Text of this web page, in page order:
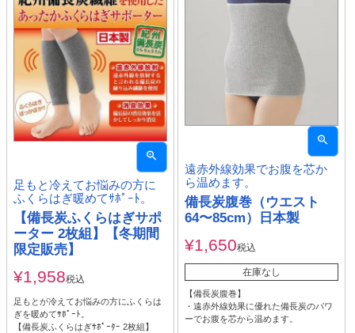
足もと冷えてお悩みの方に
ふくらはぎ暖めてｻﾎﾟｰﾄ。
【備長炭ふくらはぎサポ
ーター 2枚組】【冬期間
限定販売】
¥1,958税込
足もとが冷えてお悩みの方にふくらは
ぎを暖めてｻﾎﾟｰﾄ。
【備長炭ふくらはぎｻﾎﾟｰﾀｰ 2枚組】
遠赤外線効果でお腹を芯か
ら温めます。
備長炭腹巻（ウエスト
64〜85cm）日本製
¥1,650税込
在庫なし
【備長炭腹巻】
・遠赤外線効果に優れた備長炭のパワ
ーでお腹を芯から温めます。